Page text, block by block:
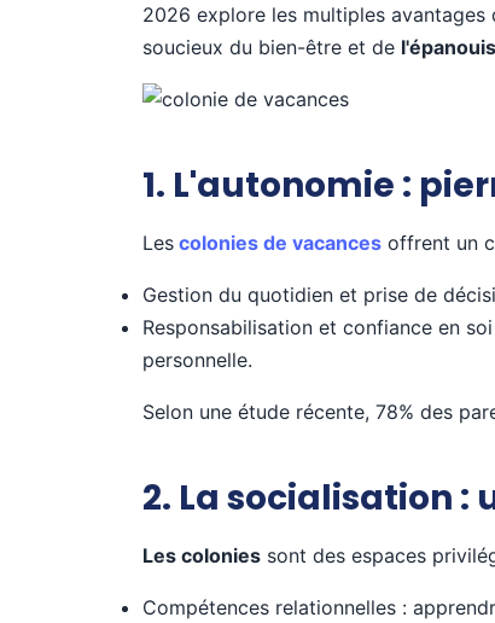
2026 explore les multiples
soucieux du bien-être et de
1. L'autonomie :
Les colonies de vacances offrent un
Gestion du quotidien et prise de
Responsabilisation et confiance en
personnelle.
Selon une étude récente, 78% des
2. La socialisation
Les colonies sont des espaces
Compétences relationnelles :